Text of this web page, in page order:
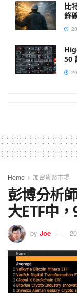
比
鋒
50
Home 加密貨幣市場
彭博分析
大ETF中
by Joe